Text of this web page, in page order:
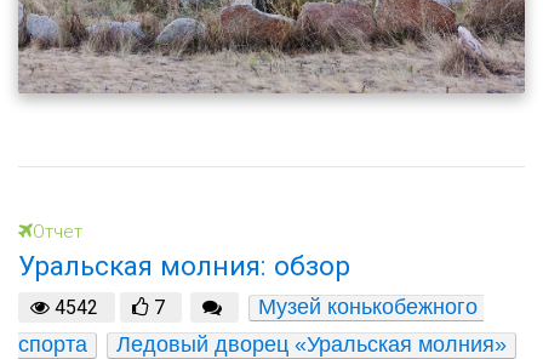
Отчет
Уральская молния: обзор
4542 7
Музей конькобежного
спорта
Ледовый дворец «Уральская молния»